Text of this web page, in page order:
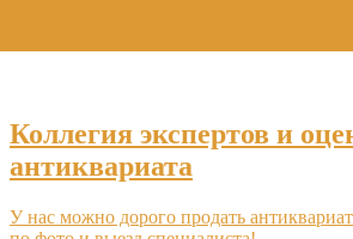
Коллегия экспертов и
антиквариата
У нас можно дорого продать